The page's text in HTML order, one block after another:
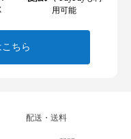
用可能
ちら
配送・送料